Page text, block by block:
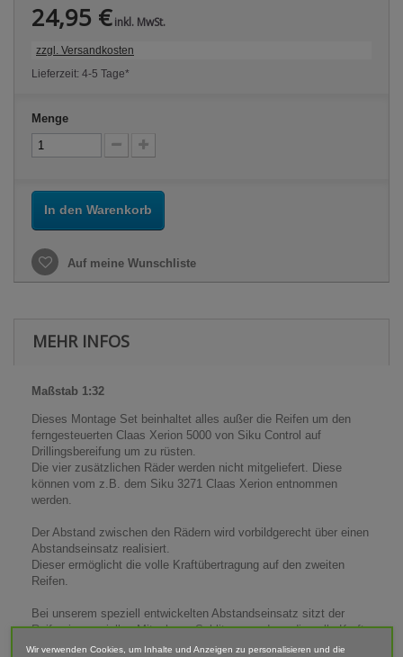
24,95 €inkl. MwSt.
zzgl. Versandkosten
Lieferzeit: 4-5 Tage*
Menge
In den Warenkorb
Auf meine Wunschliste
MEHR INFOS
Maßstab 1:32
Dieses Montage Set beinhaltet alles außer die Reifen um den
ferngesteuerten Claas Xerion 5000 von Siku Control auf
Drillingsbereifung um zu rüsten.
Die vier zusätzlichen Räder werden nicht mitgeliefert. Diese
können vom z.B. dem Siku 3271 Claas Xerion entnommen
werden.
Der Abstand zwischen den Rädern wird vorbildgerecht über einen
Abstandseinsatz realisiert.
Dieser ermöglicht die volle Kraftübertragung auf den zweiten
Reifen.
Bei unserem speziell entwickelten Abstandseinsatz sitzt der
Reifen in speziellen Mitnehmer-Schlitzen so dass die volle Kraft
des Antriebs anliegt.
Wir verwenden Cookies, um Inhalte und Anzeigen zu personalisieren und die